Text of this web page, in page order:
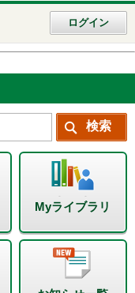
ログイン
Myライブラリ